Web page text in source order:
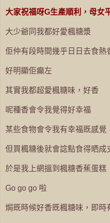
大家祝福呀G生產順利，母女
大少爺同我都好愛楓糖漿
佢仲有段時間幾乎日日去食熱
好明顯佢癲左
其實我都超愛楓糖味，好香
呢種香會令我覺得好幸福
某些食物會令我有幸福既感覺
但買楓糖後就會諗點食得晒成
於是我上網搵到楓糖香蕉蛋糕
Go go go 啦
焗既時候好香既楓糖味，即時